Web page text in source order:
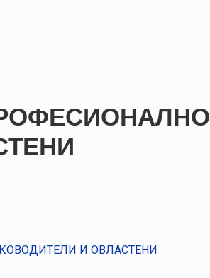
И ОВЛАСТЕНИ